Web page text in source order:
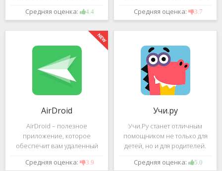
свою или присоединитесь к
видеоконференции с
высококачественным
изображением. Столь
Средняя оценка: 4.4
разряженные батарейки на
вашем пульте от
с помощью приложения
"Пульт для
Средняя оценка: 3.7
AirDroid
AirDroid – полезное
приложение, которое
обеспечит вам удаленный
доступ к вашему смартфону
или планшету при помощи
Средняя оценка: 3.9
Учи.ру
Учи.Ру станет отличным
помощником не только для
детей, но и для родителей.
Это приложение заточено
под изучение различного
Средняя оценка: 5.0